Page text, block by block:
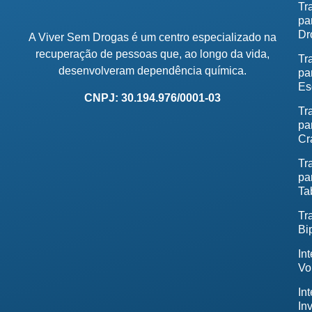
A Viver Sem Drogas é um centro especializado na
recuperação de pessoas que, ao longo da vida,
desenvolveram dependência química.
CNPJ: 30.194.976/0001-03